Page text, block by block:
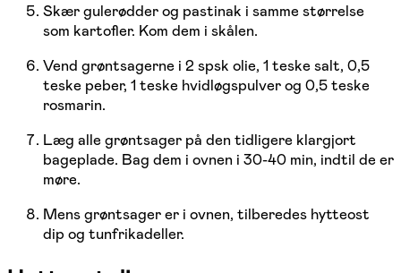
Skær gulerødder og pastinak i samme størrelse
som kartofler. Kom dem i skålen.
Vend grøntsagerne i 2 spsk olie, 1 teske salt, 0,5
teske peber, 1 teske hvidløgspulver og 0,5 teske
rosmarin.
Læg alle grøntsager på den tidligere klargjort
bageplade. Bag dem i ovnen i 30-40 min, indtil de er
møre.
Mens grøntsager er i ovnen, tilberedes hytteost
dip og tunfrikadeller.